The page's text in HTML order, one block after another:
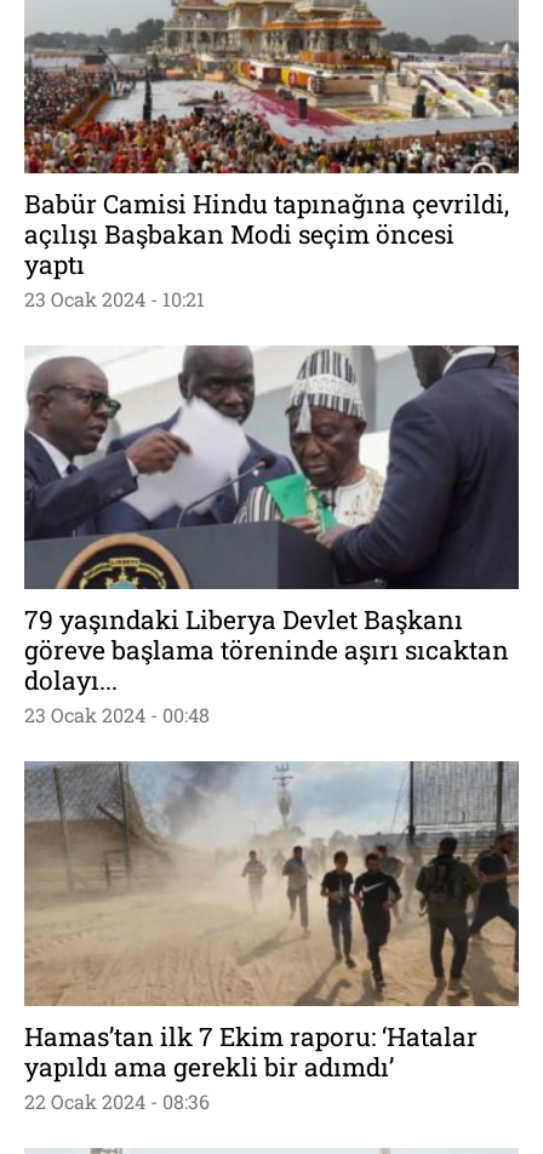
Babür Camisi Hindu tapınağına çevrildi,
açılışı Başbakan Modi seçim öncesi
yaptı
23 Ocak 2024 - 10:21
79 yaşındaki Liberya Devlet Başkanı
göreve başlama töreninde aşırı sıcaktan
dolayı...
23 Ocak 2024 - 00:48
Hamas’tan ilk 7 Ekim raporu: ‘Hatalar
yapıldı ama gerekli bir adımdı’
22 Ocak 2024 - 08:36